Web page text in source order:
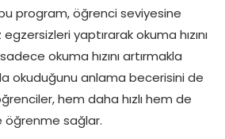
program, öğrenci seviyesine
yaptırarak okuma hızını
okuma hızını artırmakla
okuduğunu anlama becerisini de
hem daha hızlı hem de
öğrenme sağlar.